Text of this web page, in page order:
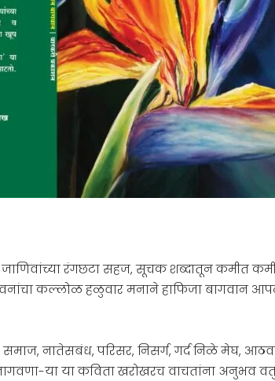
रंगछटा सहज, सूचक शब्दातून कमीत
कल्लोळ हळुवार मनाने हाफिजा बागवान
समाज, नातेसबंध, परिसर, निसर्ग, गर्द निळे मेघ,
या या कविता खरोखरच वाचतांना अनुभव